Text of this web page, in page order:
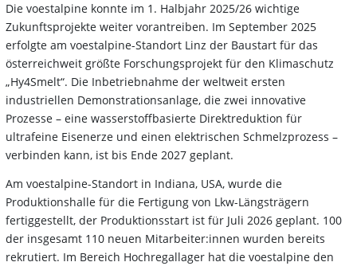
Die voestalpine konnte im 1. Halbjahr 2025/26 wichtige
Zukunftsprojekte weiter vorantreiben. Im September 2025
erfolgte am voestalpine-Standort Linz der Baustart für das
österreichweit größte Forschungsprojekt für den Klimaschutz
„Hy4Smelt“. Die Inbetriebnahme der weltweit ersten
industriellen Demonstrationsanlage, die zwei innovative
Prozesse – eine wasserstoffbasierte Direktreduktion für
ultrafeine Eisenerze und einen elektrischen Schmelzprozess –
verbinden kann, ist bis Ende 2027 geplant.
Am voestalpine-Standort in Indiana, USA, wurde die
Produktionshalle für die Fertigung von Lkw-Längsträgern
fertiggestellt, der Produktionsstart ist für Juli 2026 geplant. 100
der insgesamt 110 neuen Mitarbeiter:innen wurden bereits
rekrutiert. Im Bereich Hochregallager hat die voestalpine den